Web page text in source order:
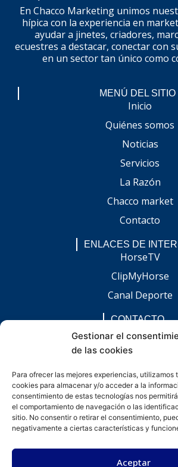
Gestionar el
de las cookies
Para ofrecer las mejores experiencias, utilizamos
cookies para almacenar y/o acceder a la
consentimiento de estas tecnologías nos
el comportamiento de navegación o las
sitio. No consentir o retirar el consentimiento,
negativamente a ciertas características y
Aceptar
En Chacco Marketing unimos
hípica con la experiencia en
ayudar a jinetes, criadores,
ecuestres a destacar, conectar con
en un sector tan único como
MENÚ DEL SITIO
Inicio
Quiénes somos
Noticias
Servicios
La Razón
Chacco market
Contacto
ENLACES DE
HorseTV
ClipMyHorse
Canal Deporte
CONTACTO
Presentes en todo el
F
a
c
e
b
o
I
n
s
t
a
g
L
i
n
k
e
d
i
E
n
v
e
l
o